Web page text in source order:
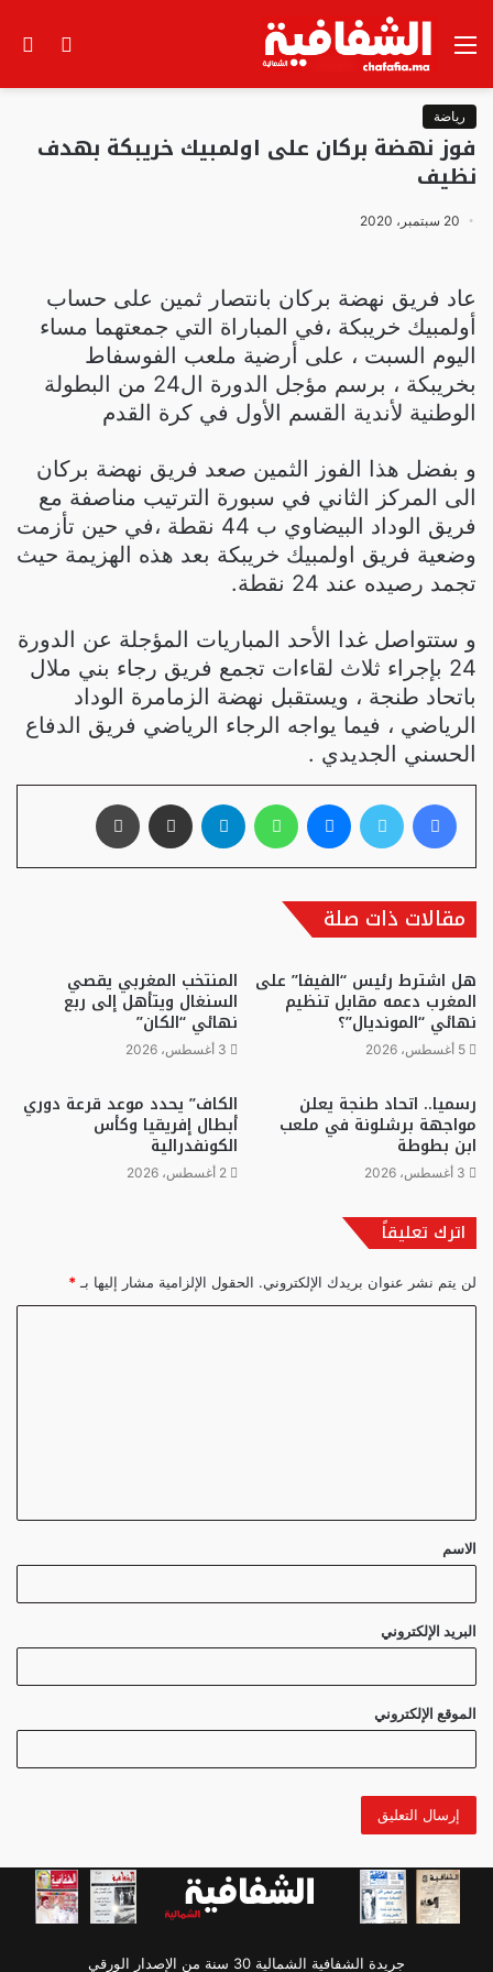
الوضع
القائمة
رياضة
فوز نهضة بركان على اولمبيك خريبكة بهدف
نظيف
20 سبتمبر، 2020
عاد فريق نهضة بركان بانتصار ثمين على حساب
أولمبيك خريبكة ،في المباراة التي جمعتهما مساء
اليوم السبت ، على أرضية ملعب الفوسفاط
بخريبكة ، برسم مؤجل الدورة ال24 من البطولة
الوطنية لأندية القسم الأول في كرة القدم
و بفضل هذا الفوز الثمين صعد فريق نهضة بركان
الى المركز الثاني في سبورة الترتيب مناصفة مع
فريق الوداد البيضاوي ب 44 نقطة ،في حين تأزمت
وضعية فريق اولمبيك خريبكة بعد هذه الهزيمة حيث
تجمد رصيده عند 24 نقطة.
و ستتواصل غدا الأحد المباريات المؤجلة عن الدورة
24 بإجراء ثلاث لقاءات تجمع فريق رجاء بني ملال
باتحاد طنجة ، ويستقبل نهضة الزمامرة الوداد
الرياضي ، فيما يواجه الرجاء الرياضي فريق الدفاع
الحسني الجديدي .
فيسبوك تويتر ماسنجر واتساب تيلقرام مشاركة عبر البريد
مقالات ذات صلة
هل اشترط رئيس “الفيفا” على
المغرب دعمه مقابل تنظيم
نهائي “المونديال”؟
5 أغسطس، 2026
المنتخب المغربي يقصي
السنغال ويتأهل إلى ربع
نهائي “الكان”
3 أغسطس، 2026
رسميا.. اتحاد طنجة يعلن
مواجهة برشلونة في ملعب
ابن بطوطة
3 أغسطس، 2026
الكاف” يحدد موعد قرعة دوري
أبطال إفريقيا وكأس
الكونفدرالية
2 أغسطس، 2026
اترك تعليقاً
لن يتم نشر عنوان بريدك الإلكتروني. الحقول الإلزامية مشار إليها بـ *
ق
*
الاسم
البريد الإلكتروني
الموقع الإلكتروني
جريدة الشفافية الشمالية 30 سنة من الإصدار الورقي